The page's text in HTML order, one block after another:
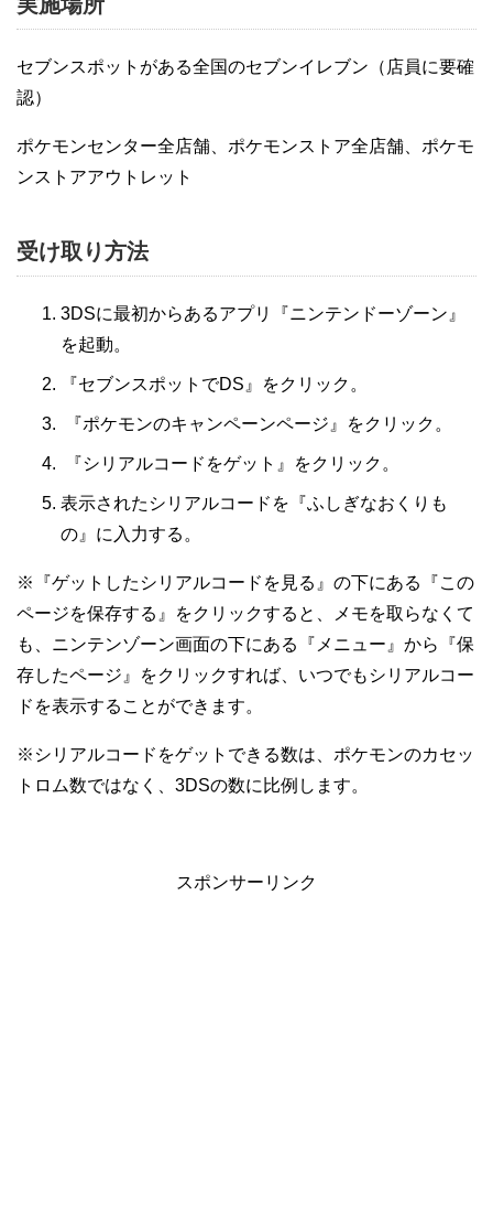
セブンスポットがある全国のセブンイレブン（店員に要確
認）
ポケモンセンター全店舗、ポケモンストア全店舗、ポケモ
ンストアアウトレット
受け取り方法
3DSに最初からあるアプリ『ニンテンドーゾーン』
を起動。
『セブンスポットでDS』をクリック。
『ポケモンのキャンペーンページ』をクリック。
『シリアルコードをゲット』をクリック。
表示されたシリアルコードを『ふしぎなおくりも
の』に入力する。
※『ゲットしたシリアルコードを見る』の下にある『この
ページを保存する』をクリックすると、メモを取らなくて
も、ニンテンゾーン画面の下にある『メニュー』から『保
存したページ』をクリックすれば、いつでもシリアルコー
ドを表示することができます。
※シリアルコードをゲットできる数は、ポケモンのカセッ
トロム数ではなく、3DSの数に比例します。
スポンサーリンク